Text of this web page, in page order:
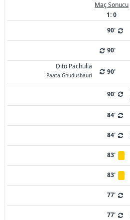
Maç Sonucu
1: 0
90'
90'
Dito Pachulia
Paata Ghudushauri 90'
90'
84'
84'
83'
83'
77'
77'